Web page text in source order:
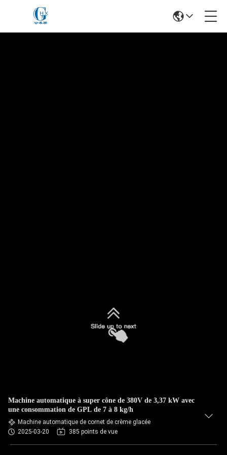
Machine automatique à super cône de 380V de 3,37 kW avec
une consommation de GPL de 7 à 8 kg/h
Machine automatique de cornet de crème glacée
2025-03-20
385 points de vue